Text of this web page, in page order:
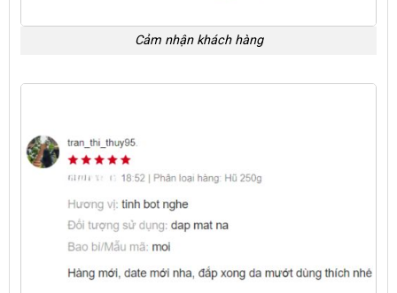
Cảm nhận khách hàng